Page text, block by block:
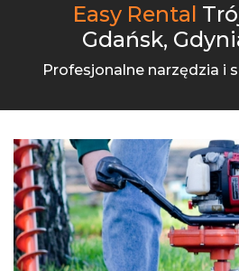
Easy Rental
Gdańsk,
Profesjonalne narzędzia i